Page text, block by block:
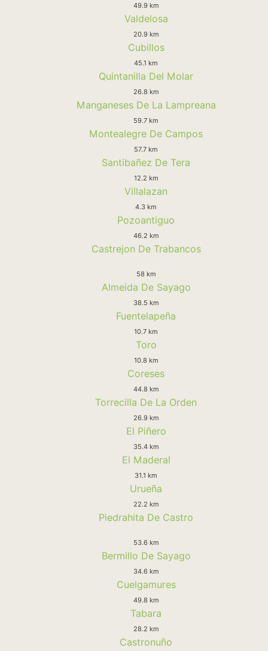
49.9 km
Valdelosa
20.9 km
Cubillos
45.1 km
Quintanilla Del Molar
26.8 km
Manganeses De La Lampreana
59.7 km
Montealegre De Campos
57.7 km
Santibañez De Tera
12.2 km
Villalazan
4.3 km
Pozoantiguo
46.2 km
Castrejon De Trabancos
58 km
Almeida De Sayago
38.5 km
Fuentelapeña
10.7 km
Toro
10.8 km
Coreses
44.8 km
Torrecilla De La Orden
26.9 km
El Piñero
35.4 km
El Maderal
31.1 km
Urueña
22.2 km
Piedrahita De Castro
53.6 km
Bermillo De Sayago
34.6 km
Cuelgamures
49.8 km
Tabara
28.2 km
Castronuño